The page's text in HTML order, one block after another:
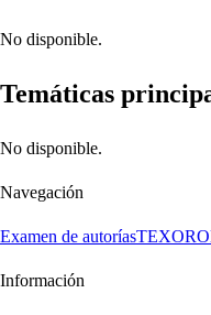
No disponible.
Temáticas
No disponible.
Navegación
Examen de autoríasTEXORO
Información